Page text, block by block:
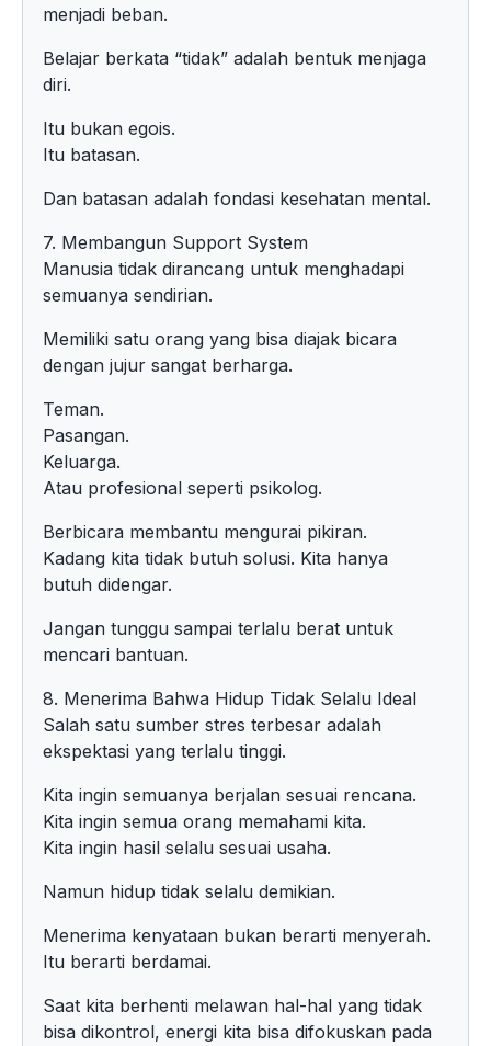
menjadi beban.
Belajar berkata “tidak” adalah bentuk menjaga
diri.
Itu bukan egois.
Itu batasan.
Dan batasan adalah fondasi kesehatan mental.
7. Membangun Support System
Manusia tidak dirancang untuk menghadapi
semuanya sendirian.
Memiliki satu orang yang bisa diajak bicara
dengan jujur sangat berharga.
Teman.
Pasangan.
Keluarga.
Atau profesional seperti psikolog.
Berbicara membantu mengurai pikiran.
Kadang kita tidak butuh solusi. Kita hanya
butuh didengar.
Jangan tunggu sampai terlalu berat untuk
mencari bantuan.
8. Menerima Bahwa Hidup Tidak Selalu Ideal
Salah satu sumber stres terbesar adalah
ekspektasi yang terlalu tinggi.
Kita ingin semuanya berjalan sesuai rencana.
Kita ingin semua orang memahami kita.
Kita ingin hasil selalu sesuai usaha.
Namun hidup tidak selalu demikian.
Menerima kenyataan bukan berarti menyerah.
Itu berarti berdamai.
Saat kita berhenti melawan hal-hal yang tidak
bisa dikontrol, energi kita bisa difokuskan pada